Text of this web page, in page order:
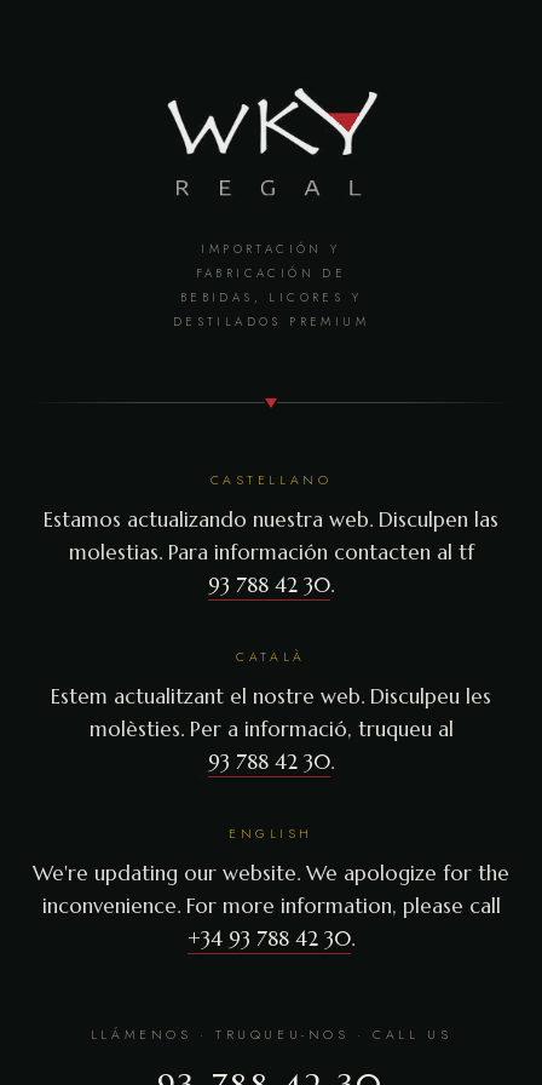
IMPORTACIÓN Y
FABRICACIÓN DE
BEBIDAS, LICORES Y
DESTILADOS PREMIUM
CASTELLANO
Estamos actualizando nuestra web. Disculpen las
molestias. Para información contacten al tf
93 788 42 30.
CATALÀ
Estem actualitzant el nostre web. Disculpeu les
molèsties. Per a informació, truqueu al
93 788 42 30.
ENGLISH
We're updating our website. We apologize for the
inconvenience. For more information, please call
+34 93 788 42 30.
LLÁMENOS · TRUQUEU-NOS · CALL US